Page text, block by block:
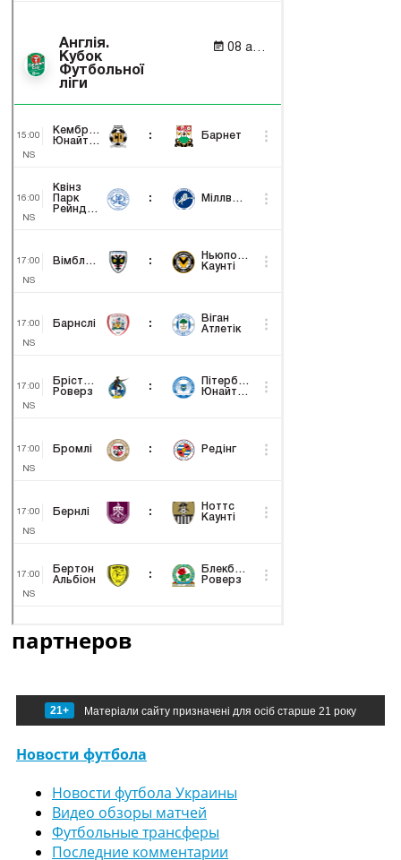
партнеров
21+ Матеріали сайту призначені для осіб старше 21 року
Новости футбола
Новости футбола Украины
Видео обзоры матчей
Футбольные трансферы
Последние комментарии